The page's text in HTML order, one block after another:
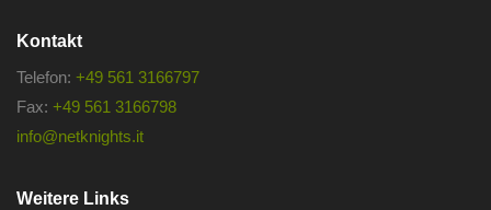
Kontakt
Telefon: +49 561 3166797
Fax: +49 561 3166798
info@netknights.it
Weitere Links